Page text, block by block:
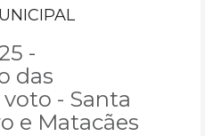
-
das
- Santa
e Matacães